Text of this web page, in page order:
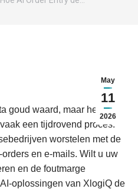
May
11
2026
goud waard, maar het
een tijdrovend proces.
worstelen met de
en e-mails. Wilt u uw
en de foutmarge
oplossingen van XlogiQ de